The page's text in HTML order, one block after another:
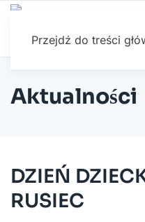
Przejdź do treści
Aktualności
DZIEŃ
RUSIEC